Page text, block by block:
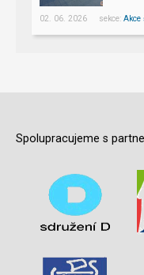
02. 06. 2026 sekce: Akce
Spolupracujeme s